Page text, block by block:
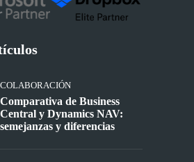
COLABORACIÓN
Comparativa de Business
Central y Dynamics NAV:
semejanzas y diferencias